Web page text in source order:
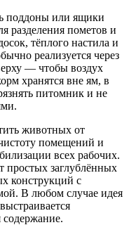
поддоны или ящики
разделения пометов и
тёплого настила и
реализуется через
— чтобы воздух
хранятся вне ям, в
питомник и не
животных от
помещений и
всех рабочих.
простых заглублённых
конструкций с
В любом случае идея